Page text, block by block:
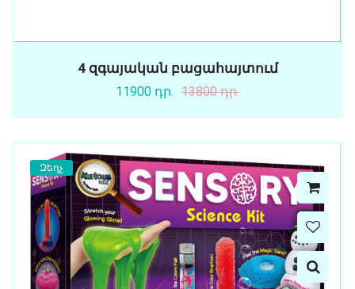
4 զգայական բացահայտում
11900 դր. 13800 դր.
Զեղչ